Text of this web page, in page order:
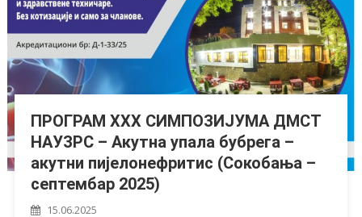
ПРОГРАМ XXX СИМПОЗИЈУМА ДМСТ
НАУЗРС – Акутна упала бубрега –
акутни пијелонефритис (Сокобања –
септембар 2025)
15.06.2025